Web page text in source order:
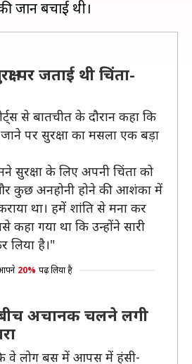
पर जताई थी चिंता-
से बातचीत के दौरान कहा कि
पर सुरक्षा का मसला एक बड़ा
सुरक्षा के लिए अपनी चिंता को
कुछ अनहोनी होने की आशंका में
था। हमें शांति से मना कर
कहा गया था कि उन्होंने सारी
लिया है।"
20% पढ़ लिया है
अचानक चलने लगी
वे लोग बस में आपस में हंसी-